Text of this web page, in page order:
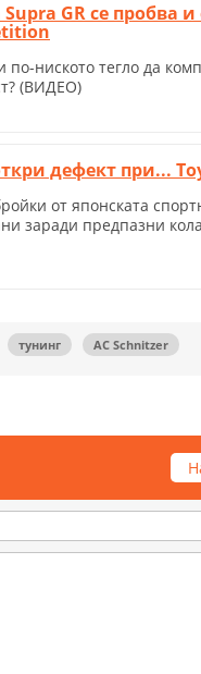
GR се пробва
ниското тегло да
(ВИДЕО)
дефект при...
от японската
заради предпазни
тунинг AC Schnitzer